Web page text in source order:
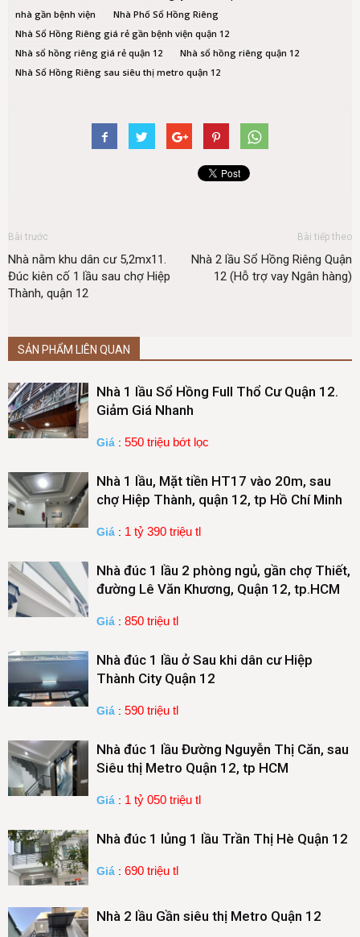
nhà gần bệnh viện
Nhà Phố Sổ Hồng Riêng
Nhà Sổ Hồng Riêng giá rẻ gần bệnh viện quận 12
Nhà sổ hồng riêng giá rẻ quận 12
Nhà sổ hồng riêng quận 12
Nhà Sổ Hồng Riêng sau siêu thị metro quận 12
Bài trước
Nhà nằm khu dân cư 5,2mx11.
Đúc kiên cố 1 lầu sau chợ Hiệp
Thành, quận 12
Bài tiếp theo
Nhà 2 lầu Sổ Hồng Riêng Quận
12 (Hỗ trợ vay Ngân hàng)
SẢN PHẨM LIÊN QUAN
Nhà 1 lầu Sổ Hồng Full Thổ Cư Quận 12.
Giảm Giá Nhanh
Giá : 550 triệu bớt lọc
Nhà 1 lầu, Mặt tiền HT17 vào 20m, sau
chợ Hiệp Thành, quận 12, tp Hồ Chí Minh
Giá : 1 tỷ 390 triệu tl
Nhà đúc 1 lầu 2 phòng ngủ, gần chợ Thiết,
đường Lê Văn Khương, Quận 12, tp.HCM
Giá : 850 triệu tl
Nhà đúc 1 lầu ở Sau khi dân cư Hiệp
Thành City Quận 12
Giá : 590 triệu tl
Nhà đúc 1 lầu Đường Nguyễn Thị Căn, sau
Siêu thị Metro Quận 12, tp HCM
Giá : 1 tỷ 050 triệu tl
Nhà đúc 1 lủng 1 lầu Trần Thị Hè Quận 12
Giá : 690 triệu tl
Nhà 2 lầu Gần siêu thị Metro Quận 12